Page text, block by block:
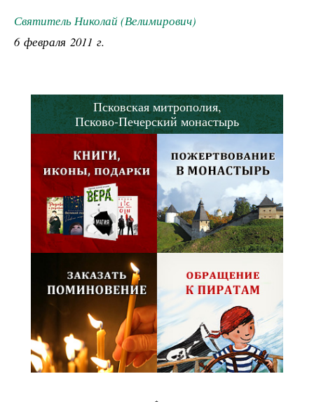
Святитель Николай (Велимирович)
6 февраля 2011 г.
Псковская митрополия,
Псково-Печерский монастырь